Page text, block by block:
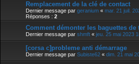
Remplacement de la clé de contact
Dernier message par geranium « mar. 21 juil.
Réponses : 2
Comment démonter les baguettes de
Dernier message par shmft « jeu. 25 mai 2023
[corsa c]probleme anti démarrage
Dernier message par Subiste62 « dim. 21 mai